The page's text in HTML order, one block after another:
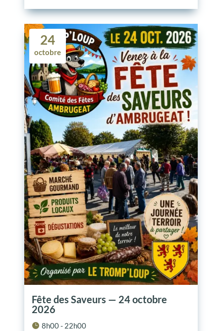
24
octobre
Fête des Saveurs — 24 octobre
2026
8h00 - 22h00